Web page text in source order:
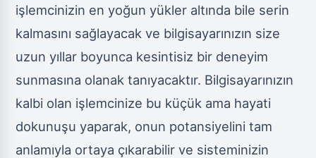
işlemcinizin en yoğun yükler altında bile serin
kalmasını sağlayacak ve bilgisayarınızın size
uzun yıllar boyunca kesintisiz bir deneyim
sunmasına olanak tanıyacaktır. Bilgisayarınızın
kalbi olan işlemcinize bu küçük ama hayati
dokunuşu yaparak, onun potansiyelini tam
anlamıyla ortaya çıkarabilir ve sisteminizin